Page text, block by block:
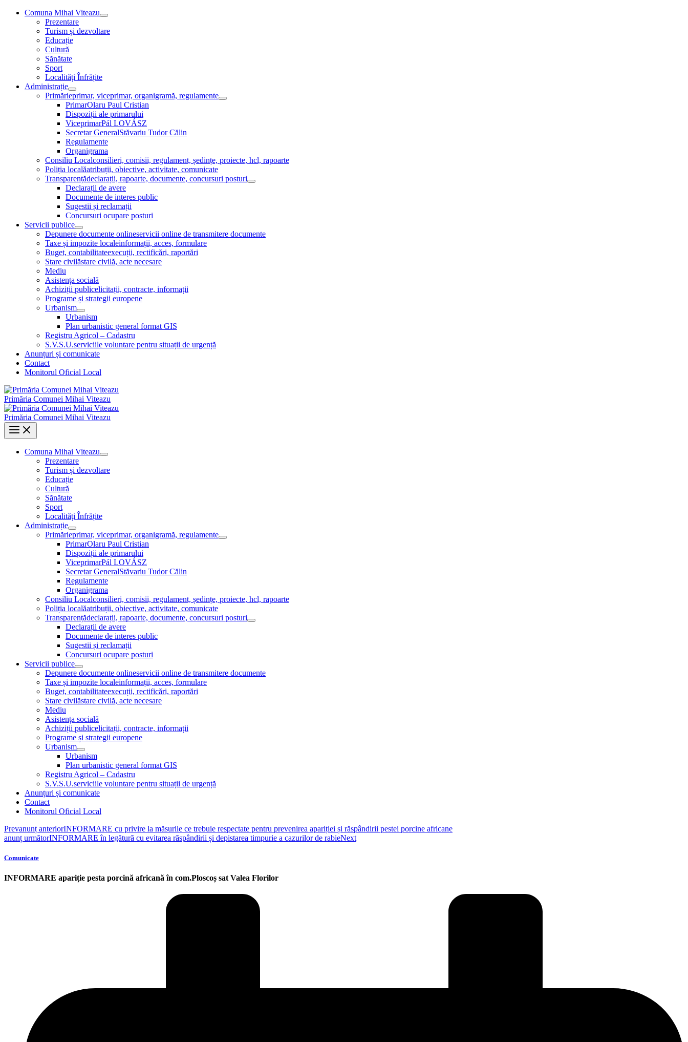
Skip
Comuna Mihai Viteazu
Menu
Prezentare
Turism și dezvoltare
Educație
Cultură
Sănătate
Sport
Localități Înfrățite
Administrație
Menu
Toggle
Primărieprimar, viceprimar, organigramă, regulamente
Menu
PrimarOlaru Paul Cristian
Dispoziții ale primarului
ViceprimarPál LOVÁSZ
Secretar GeneralStăvariu Tudor Călin
Regulamente
Organigrama
Consiliu Localconsilieri, comisii, regulament, ședințe, proiecte, hcl, rapoarte
Poliția localăatribuții, obiective, activitate, comunicate
Transparențădeclarații, rapoarte, documente, concursuri posturi
Menu
Declarații de avere
Documente de interes public
Sugestii și reclamații
Concursuri ocupare posturi
Servicii publice
Menu
Toggle
Depunere documente onlineservicii online de transmitere documente
Taxe și impozite localeinformații, acces, formulare
Buget, contabilitateexecuții, rectificări, raportări
Stare civilăstare civilă, acte necesare
Mediu
Asistența socială
Achiziții publicelicitații, contracte, informații
Programe și strategii europene
Urbanism
Menu
Toggle
Urbanism
Plan urbanistic general format GIS
Registru Agricol – Cadastru
S.V.S.U.serviciile voluntare pentru situații de urgență
Anunțuri și comunicate
Contact
Monitorul Oficial Local
Primăria Comunei Mihai Viteazu
Primăria Comunei Mihai Viteazu
Main
Menu
Comuna Mihai Viteazu
Menu
Prezentare
Turism și dezvoltare
Educație
Cultură
Sănătate
Sport
Localități Înfrățite
Administrație
Menu
Toggle
Primărieprimar, viceprimar, organigramă, regulamente
Menu
PrimarOlaru Paul Cristian
Dispoziții ale primarului
ViceprimarPál LOVÁSZ
Secretar GeneralStăvariu Tudor Călin
Regulamente
Organigrama
Consiliu Localconsilieri, comisii, regulament, ședințe, proiecte, hcl, rapoarte
Poliția localăatribuții, obiective, activitate, comunicate
Transparențădeclarații, rapoarte, documente, concursuri posturi
Menu
Declarații de avere
Documente de interes public
Sugestii și reclamații
Concursuri ocupare posturi
Servicii publice
Menu
Toggle
Depunere documente onlineservicii online de transmitere documente
Taxe și impozite localeinformații, acces, formulare
Buget, contabilitateexecuții, rectificări, raportări
Stare civilăstare civilă, acte necesare
Mediu
Asistența socială
Achiziții publicelicitații, contracte, informații
Programe și strategii europene
Urbanism
Menu
Toggle
Urbanism
Plan urbanistic general format GIS
Registru Agricol – Cadastru
S.V.S.U.serviciile voluntare pentru situații de urgență
Anunțuri și comunicate
Contact
Monitorul Oficial Local
Prevanunț anteriorINFORMARE cu privire la măsurile ce trebuie respectate pentru prevenirea apariției și răspândirii pestei porcine africane
anunț următorINFORMARE în legătură cu evitarea răspândirii și depistarea timpurie a cazurilor de rabieNext
Comunicate
INFORMARE apariție pesta porcină africană în com.Ploscoș sat Valea Florilor